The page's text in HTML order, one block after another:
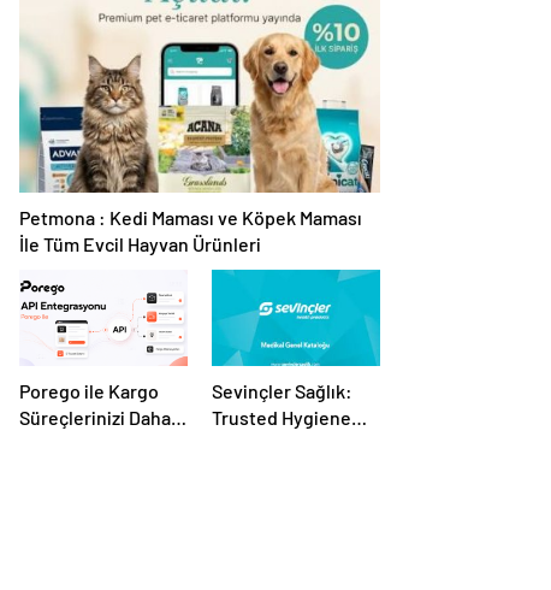
Çözümleriyle
Üretim Tesislerine
Verimli Sistemler
Sunuyor
Ürün Seçimi
Petmona : Kedi Maması ve Köpek Maması
İle Tüm Evcil Hayvan Ürünleri
Porego ile Kargo
Süreçlerinizi Daha
Sevinçler Sağlık:
Trusted Hygiene